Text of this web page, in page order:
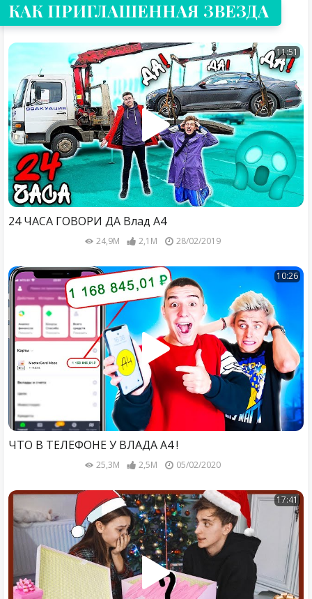
КАК ПРИГЛАШЕННАЯ ЗВЕЗДА
11:51
24 ЧАСА ГОВОРИ ДА Влад А4
24,9M 2,1M 28/02/2019
10:26
ЧТО В ТЕЛЕФОНЕ У ВЛАДА А4 !
25,3M 2,5M 05/02/2020
17:41